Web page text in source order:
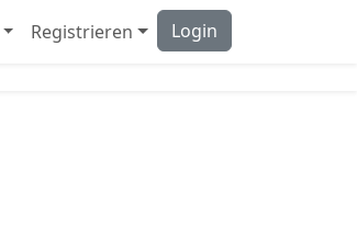
Registrieren Login